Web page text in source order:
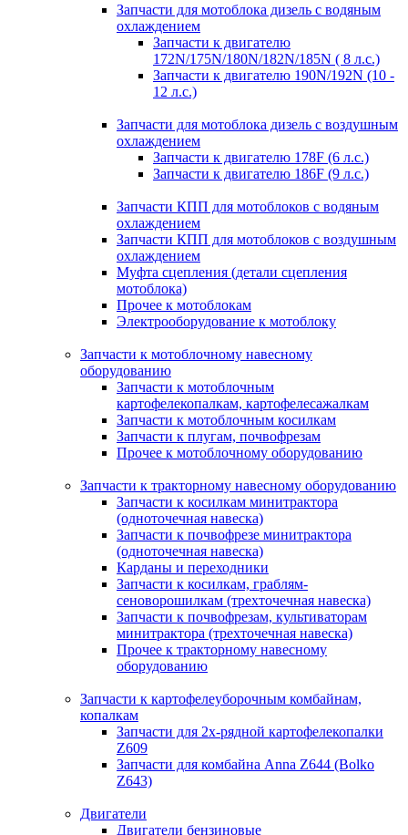
Запчасти для мотоблока дизель с водяным
охлаждением
Запчасти к двигателю
172N/175N/180N/182N/185N ( 8 л.с.)
Запчасти к двигателю 190N/192N (10 -
12 л.с.)
Запчасти для мотоблока дизель с воздушным
охлаждением
Запчасти к двигателю 178F (6 л.с.)
Запчасти к двигателю 186F (9 л.с.)
Запчасти КПП для мотоблоков с водяным
охлаждением
Запчасти КПП для мотоблоков с воздушным
охлаждением
Муфта сцепления (детали сцепления
мотоблока)
Прочее к мотоблокам
Электрооборудование к мотоблоку
Запчасти к мотоблочному навесному
оборудованию
Запчасти к мотоблочным
картофелекопалкам, картофелесажалкам
Запчасти к мотоблочным косилкам
Запчасти к плугам, почвофрезам
Прочее к мотоблочному оборудованию
Запчасти к тракторному навесному оборудованию
Запчасти к косилкам минитрактора
(одноточечная навеска)
Запчасти к почвофрезе минитрактора
(одноточечная навеска)
Карданы и переходники
Запчасти к косилкам, граблям-
сеноворошилкам (трехточечная навеска)
Запчасти к почвофрезам, культиваторам
минитрактора (трехточечная навеска)
Прочее к тракторному навесному
оборудованию
Запчасти к картофелеуборочным комбайнам,
копалкам
Запчасти для 2х-рядной картофелекопалки
Z609
Запчасти для комбайна Anna Z644 (Bolko
Z643)
Двигатели
Двигатели бензиновые